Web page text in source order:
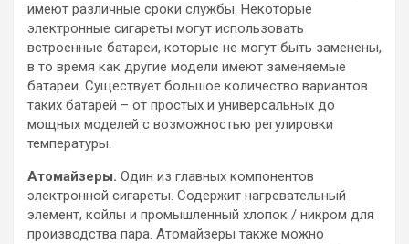
имеют различные сроки службы. Некоторые
электронные сигареты могут использовать
встроенные батареи, которые не могут быть заменены,
в то время как другие модели имеют заменяемые
батареи. Существует большое количество вариантов
таких батарей – от простых и универсальных до
мощных моделей с возможностью регулировки
температуры.
Атомайзеры. Один из главных компонентов
электронной сигареты. Содержит нагревательный
элемент, койлы и промышленный хлопок / никром для
производства пара. Атомайзеры также можно